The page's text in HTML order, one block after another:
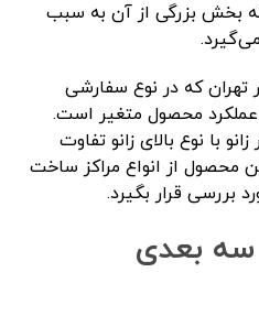
بخش بزرگی از آن به سبب
تهران که در نوع سفارشی
محصول متغیر است.
با نوع بالای زانو تفاوت
محصول از انواع مراکز ساخت
بررسی قرار بگیرد.
سه بعدی